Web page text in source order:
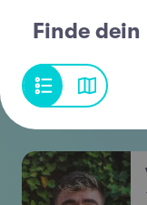
Finde